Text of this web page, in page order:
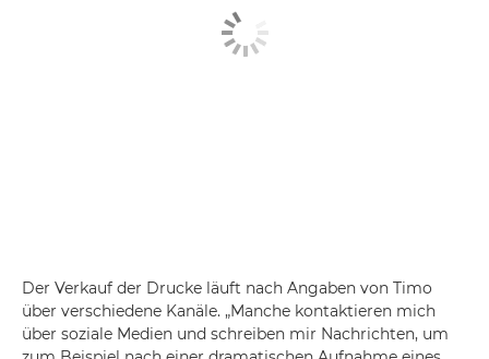
Der Verkauf der Drucke läuft nach Angaben von Timo
über verschiedene Kanäle. „Manche kontaktieren mich
über soziale Medien und schreiben mir Nachrichten, um